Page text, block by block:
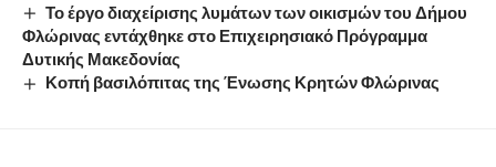
Το έργο διαχείρισης λυμάτων των οικισμών του Δήμου
Φλώρινας εντάχθηκε στο Επιχειρησιακό Πρόγραμμα
Δυτικής Μακεδονίας
Κοπή βασιλόπιτας της Ένωσης Κρητών Φλώρινας